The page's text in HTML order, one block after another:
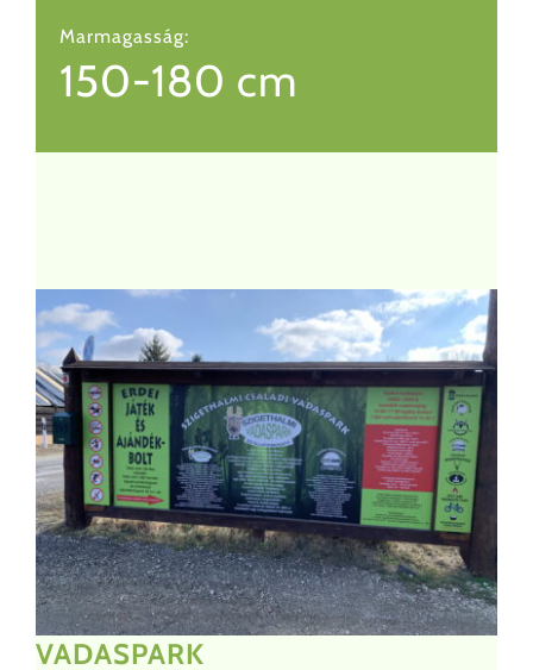
Marmagasság:
150-180 cm
VADASPARK